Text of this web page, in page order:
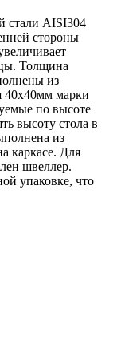
стали AISI304
стороны
Толщина
из
40х40мм марки
по высоте
высоту стола в
из
каркасе. Для
швеллер.
упаковке, что